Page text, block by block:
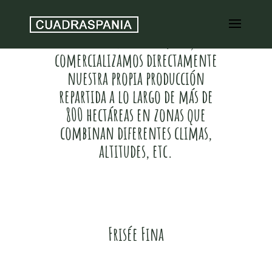
comercializamos directamente
nuestra propia producción
repartida a lo largo de más de
800 hectáreas en zonas que
combinan diferentes climas,
altitudes, etc.
Frisée Fina